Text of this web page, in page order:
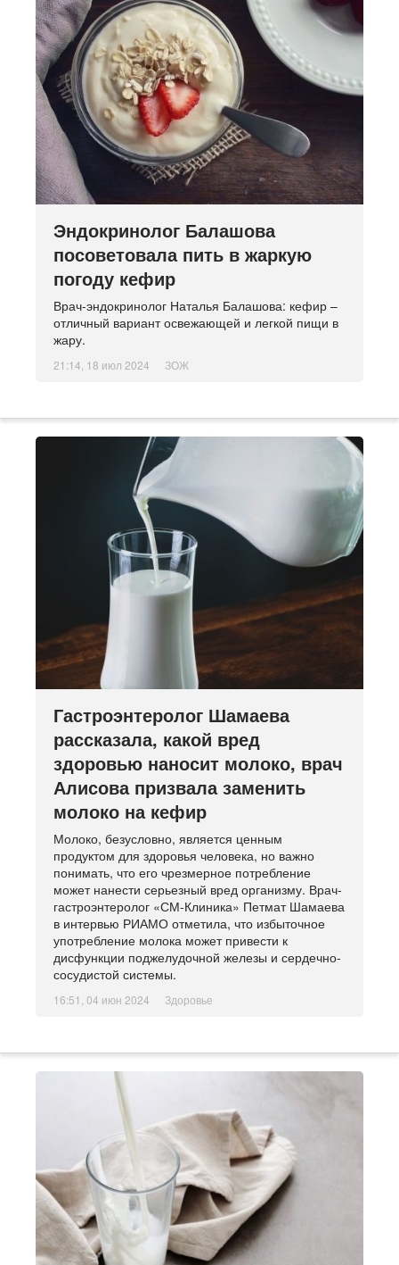
Эндокринолог Балашова
посоветовала пить в жаркую
погоду кефир
Врач-эндокринолог Наталья Балашова: кефир –
отличный вариант освежающей и легкой пищи в
жару.
21:14, 18 июл 2024 ЗОЖ
Гастроэнтеролог Шамаева
рассказала, какой вред
здоровью наносит молоко, врач
Алисова призвала заменить
молоко на кефир
Молоко, безусловно, является ценным
продуктом для здоровья человека, но важно
понимать, что его чрезмерное потребление
может нанести серьезный вред организму. Врач-
гастроэнтеролог «СМ-Клиника» Петмат Шамаева
в интервью РИАМО отметила, что избыточное
употребление молока может привести к
дисфункции поджелудочной железы и сердечно-
сосудистой системы.
16:51, 04 июн 2024 Здоровье